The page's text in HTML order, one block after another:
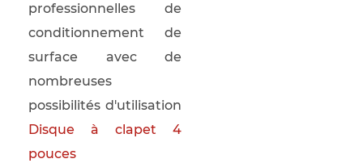
professionnelles de
conditionnement de
surface avec de
nombreuses
possibilités d'utilisation
Disque à clapet 4
pouces